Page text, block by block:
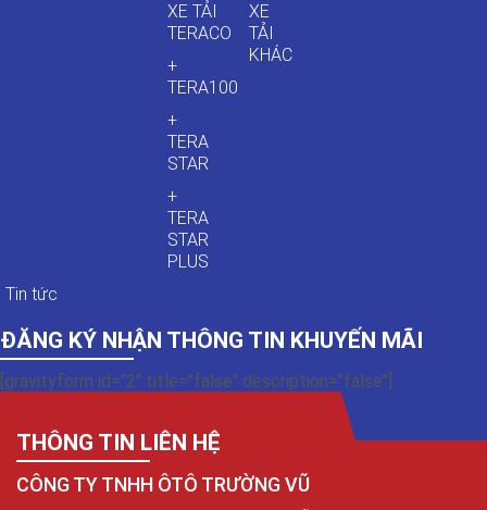
XE TẢI
TERACO
+
TERA100
+
TERA
STAR
+
TERA
STAR
PLUS
XE
TẢI
KHÁC
Tin tức
ĐĂNG KÝ NHẬN THÔNG TIN KHUYẾN MÃI
[gravityform id="2" title="false" description="false"]
THÔNG TIN LIÊN HỆ
CÔNG TY TNHH ÔTÔ TRƯỜNG VŨ